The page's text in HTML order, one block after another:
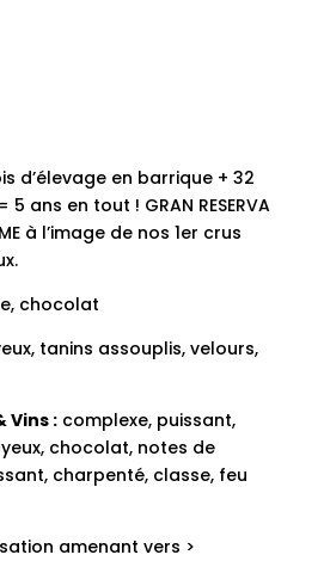
d’élevage en barrique + 32
ans en tout ! GRAN RESERVA
à l’image de nos 1er crus
chocolat
tanins assouplis, velours,
Vins :complexe, puissant,
chocolat, notes de
charpenté, classe, feu
amenant vers >